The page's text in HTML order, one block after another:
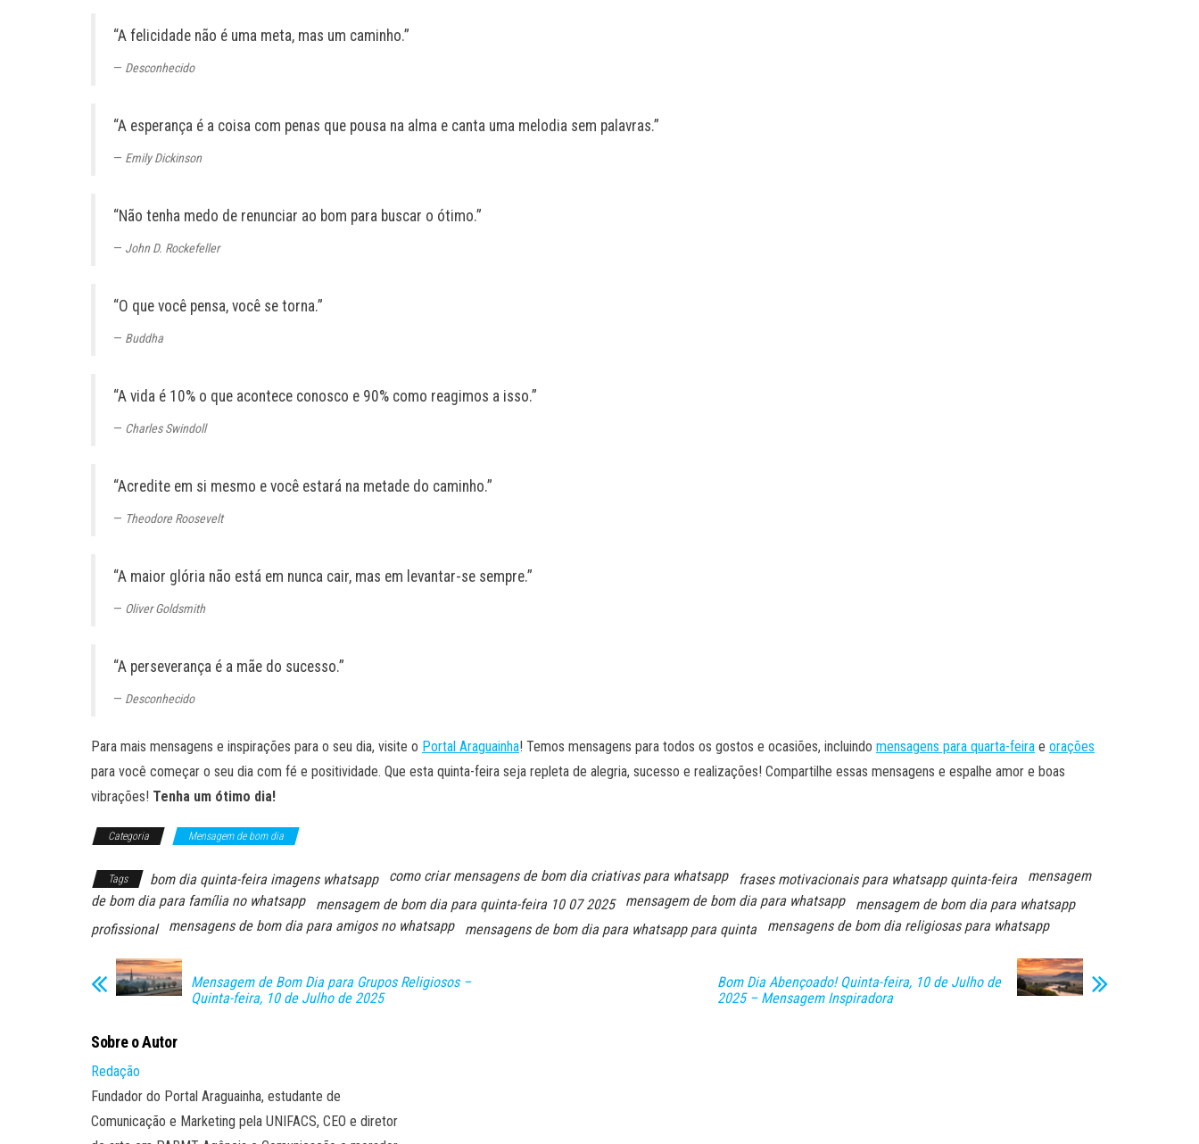
“A felicidade não é uma meta, mas um caminho.”
Desconhecido
“A esperança é a coisa com penas que pousa na alma e canta uma melodia sem palavras.”
Emily Dickinson
“Não tenha medo de renunciar ao bom para buscar o ótimo.”
John D. Rockefeller
“O que você pensa, você se torna.”
Buddha
“A vida é 10% o que acontece conosco e 90% como reagimos a isso.”
Charles Swindoll
“Acredite em si mesmo e você estará na metade do caminho.”
Theodore Roosevelt
“A maior glória não está em nunca cair, mas em levantar-se sempre.”
Oliver Goldsmith
“A perseverança é a mãe do sucesso.”
Desconhecido
Para mais mensagens e inspirações para o seu dia, visite o Portal Araguainha! Temos mensagens para todos os gostos e ocasiões, incluindo mensagens para quarta-feira e orações
para você começar o seu dia com fé e positividade. Que esta quinta-feira seja repleta de alegria, sucesso e realizações! Compartilhe essas mensagens e espalhe amor e boas
vibrações! Tenha um ótimo dia!
Categoria Mensagem de bom dia
Tags bom dia quinta-feira imagens whatsapp como criar mensagens de bom dia criativas para whatsapp frases motivacionais para whatsapp quinta-feira
mensagem
de bom dia para família no whatsapp
mensagem de bom dia para quinta-feira 10 07 2025 mensagem de bom dia para whatsapp
mensagem de bom dia para whatsapp
profissional
mensagens de bom dia para amigos no whatsapp mensagens de bom dia para whatsapp para quinta mensagens de bom dia religiosas para whatsapp
Mensagem de Bom Dia para Grupos Religiosos –
Quinta-feira, 10 de Julho de 2025
Bom Dia Abençoado! Quinta-feira, 10 de Julho de
2025 – Mensagem Inspiradora
Sobre o Autor
Redação
Fundador do Portal Araguainha, estudante de
Comunicação e Marketing pela UNIFACS, CEO e diretor